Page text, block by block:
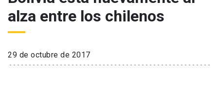
alza entre los chilenos
29 de octubre de 2017